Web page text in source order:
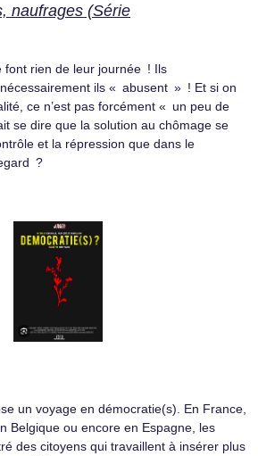
naufrages (Série
font rien de leur journée ! Ils
ils « abusent » ! Et si on
ce n’est pas forcément « un peu de
se dire que la solution au chômage se
et la répression que dans le
?
un voyage en démocratie(s). En France,
Belgique ou encore en Espagne, les
des citoyens qui travaillent à insérer plus